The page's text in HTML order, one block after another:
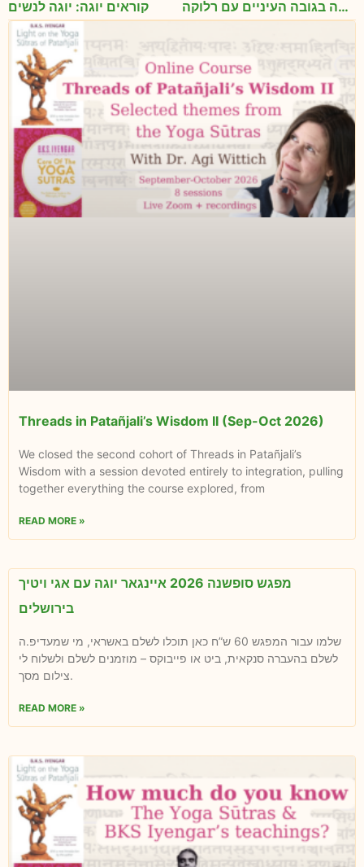
קוראים יוגה: יוגה לנשים מפגש מיוחד לקוראים יוגה פראנאיאמה בגובה העיניים עם רלוקה
Threads in Patañjali’s Wisdom II (Sep-Oct 2026)
We closed the second cohort of Threads in Patañjali’s
Wisdom with a session devoted entirely to integration, pulling
together everything the course explored, from
READ MORE »
מפגש סופשנה 2026 איינגאר יוגה עם אגי ויטיך
בירושלים
שלמו עבור המפגש 60 ש”ח כאן תוכלו לשלם באשראי, מי שמעדיפ.ה
לשלם בהעברה סנקאית, ביט או פייבוקס – מוזמנים לשלם ולשלוח לי
צילום מסך.
READ MORE »